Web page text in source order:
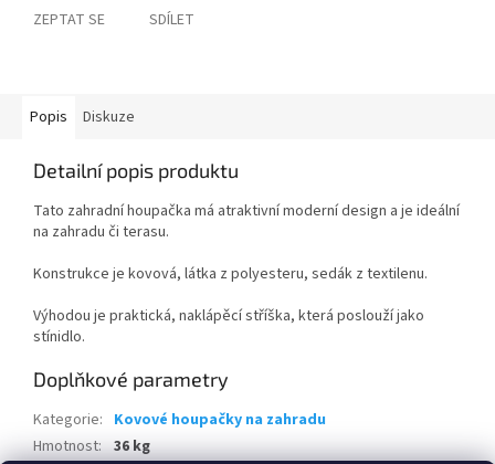
ZEPTAT SE SDÍLET
Popis Diskuze
Detailní popis produktu
Tato zahradní houpačka má atraktivní moderní design a je ideální
na zahradu či terasu.
Konstrukce je kovová, látka z polyesteru, sedák z textilenu.
Výhodou je praktická, naklápěcí stříška, která poslouží jako
stínidlo.
Doplňkové parametry
Kategorie: Kovové houpačky na zahradu
Hmotnost: 36 kg